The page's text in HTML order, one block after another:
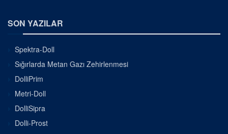
SON YAZILAR
Spektra-Doll
Sığırlarda Metan Gazı Zehirlenmesi
DolliPrim
Metri-Doll
DolliSipra
Dolli-Prost